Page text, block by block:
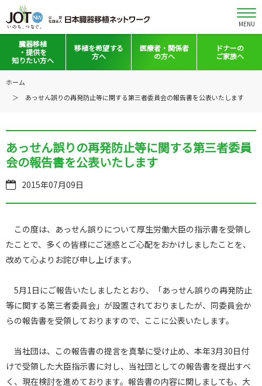
MENU
臓器移植
・提供を
知りたい方へ
移植と提供とは
日本の移植事情
手記・映像ライブラリー
Green Ribbon Campaign
移植を希望する
方へ
移植希望登録をお考えの方へ
医療者・ 関係者
の方へ
医療者向けお知らせ
会員の皆さまへ
法令集&マニュアル
ドナーの
ご家族へ
ホーム
あっせん誤りの再発防止等に関する第三者委員会の報告書を公表いたします
あっせん誤りの再発防止等に関する第三者委員
会の報告書を公表いたします
2015年07月09日
この度は、あっせん誤りについて厚生労働大臣の指示書を受領し
たことで、多くの皆様にご迷惑とご心配をおかけしましたことを、
改めて心よりお詫び申し上げます。
5月1日にご報告いたしましたとおり、「あっせん誤りの再発防止
等に関する第三者委員会」が設置されておりましたが、同委員会か
らの報告書を受領しておりますので、ここに公表いたします。
当社団は、この報告書の提言を真摯に受け止め、本年3月30日付
けで受領した大臣指示書に対し、当社団としての報告書を提出すべ
く、現在検討を進めております。報告書の内容に関しましても、大